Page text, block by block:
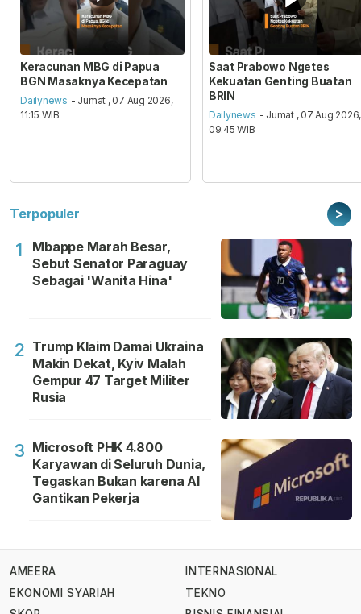
Keracunan MBG di Papua
BGN Masaknya Kecepatan
Dailynews - Jumat , 07 Aug 2026,
11:15 WIB
Saat Prabowo Ngetes
Kekuatan Genting Buatan
BRIN
Dailynews - Jumat , 07 Aug 2026,
09:45 WIB
Terpopuler >
1
Mbappe Marah Besar,
Sebut Senator Paraguay
Sebagai 'Wanita Hina'
2 Trump Klaim Damai Ukraina
Makin Dekat, Kyiv Malah
Gempur 47 Target Militer
Rusia
3 Microsoft PHK 4.800
Karyawan di Seluruh Dunia,
Tegaskan Bukan karena AI
Gantikan Pekerja
AMEERA
EKONOMI SYARIAH
INTERNASIONAL
TEKNO